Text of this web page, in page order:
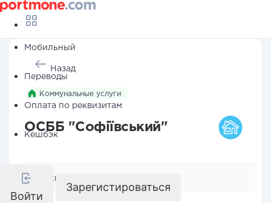
Мобильный
Переводы
Оплата по реквизитам
Кешбэк
Войти
Зарегистироваться
Назад
Коммунальные услуги
ОСББ "Софіївський"
Реквизиты компании